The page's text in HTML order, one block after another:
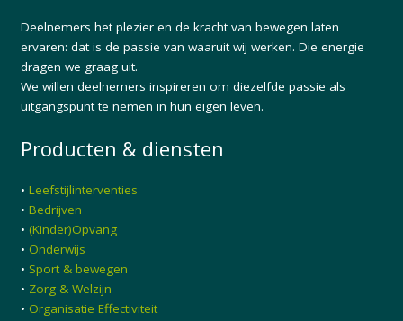
Deelnemers het plezier en de kracht van bewegen laten
ervaren: dat is de passie van waaruit wij werken. Die energie
dragen we graag uit.
We willen deelnemers inspireren om diezelfde passie als
uitgangspunt te nemen in hun eigen leven.
Producten & diensten
• Leefstijlinterventies
• Bedrijven
• (Kinder)Opvang
• Onderwijs
• Sport & bewegen
• Zorg & Welzijn
• Organisatie Effectiviteit